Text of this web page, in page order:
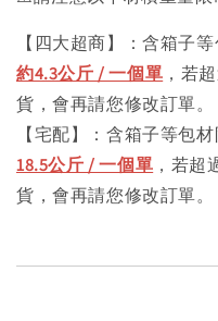
【四大超商】：含箱子
約4.3公斤 / 一個單 ，若
貨，會再請您修改訂單。
【宅配】：含箱子等包材
18.5公斤 / 一個單 ，若超
貨，會再請您修改訂單。